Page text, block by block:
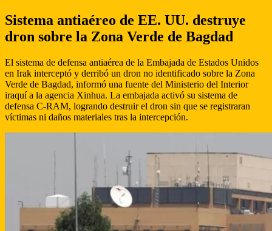
Sistema antiaéreo de EE. UU. destruye
dron sobre la Zona Verde de Bagdad
El sistema de defensa antiaérea de la Embajada de Estados Unidos
en Irak interceptó y derribó un dron no identificado sobre la Zona
Verde de Bagdad, informó una fuente del Ministerio del Interior
iraquí a la agencia Xinhua. La embajada activó su sistema de
defensa C-RAM, logrando destruir el dron sin que se registraran
víctimas ni daños materiales tras la intercepción.